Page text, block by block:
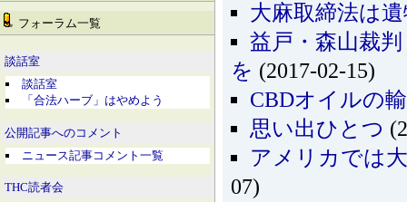
フォーラム一覧
談話室
談話室
「合法ハーブ」はやめよう
公開記事へのコメント
ニュース記事コメント一覧
THC読者会
大麻取締法は
益戸・森山裁
を (2017-02-15)
CBDオイルの
思い出ひとつ
アメリカでは
07)